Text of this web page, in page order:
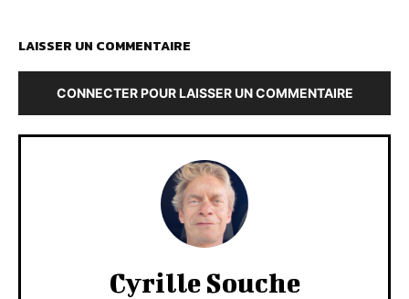
LAISSER UN COMMENTAIRE
CONNECTER POUR LAISSER UN COMMENTAIRE
Cyrille Souche